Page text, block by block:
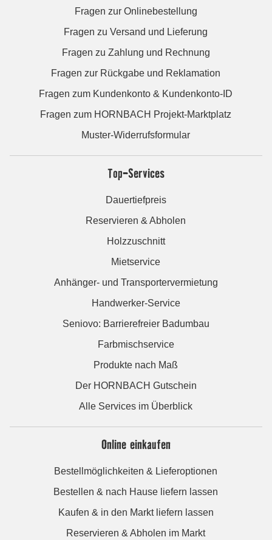
Fragen zur Onlinebestellung
Fragen zu Versand und Lieferung
Fragen zu Zahlung und Rechnung
Fragen zur Rückgabe und Reklamation
Fragen zum Kundenkonto & Kundenkonto-ID
Fragen zum HORNBACH Projekt-Marktplatz
Muster-Widerrufsformular
Top-Services
Dauertiefpreis
Reservieren & Abholen
Holzzuschnitt
Mietservice
Anhänger- und Transportervermietung
Handwerker-Service
Seniovo: Barrierefreier Badumbau
Farbmischservice
Produkte nach Maß
Der HORNBACH Gutschein
Alle Services im Überblick
Online einkaufen
Bestellmöglichkeiten & Lieferoptionen
Bestellen & nach Hause liefern lassen
Kaufen & in den Markt liefern lassen
Reservieren & Abholen im Markt